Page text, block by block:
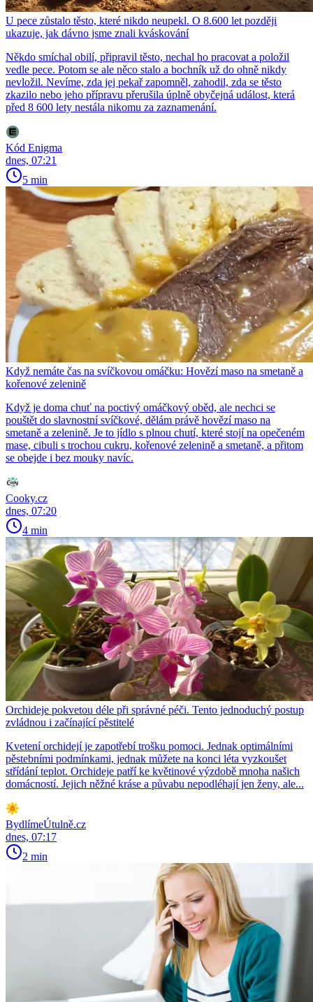
U pece zůstalo těsto, které nikdo neupekl. O 8.600 let později
ukazuje, jak dávno jsme znali kváskování
Někdo smíchal obilí, připravil těsto, nechal ho pracovat a položil
vedle pece. Potom se ale něco stalo a bochník už do ohně nikdy
nevložil. Nevíme, zda jej pekař zapomněl, zahodil, zda se těsto
zkazilo nebo jeho přípravu přerušila úplně obyčejná událost, která
před 8 600 lety nestála nikomu za zaznamenání.
Kód Enigma
dnes, 07:21
5 min
Když nemáte čas na svíčkovou omáčku: Hovězí maso na smetaně a
kořenové zelenině
Když je doma chuť na poctivý omáčkový oběd, ale nechci se
pouštět do slavnostní svíčkové, dělám právě hovězí maso na
smetaně a zelenině. Je to jídlo s plnou chutí, které stojí na opečeném
mase, cibuli s trochou cukru, kořenové zelenině a smetaně, a přitom
se obejde i bez mouky navíc.
Cooky.cz
dnes, 07:20
4 min
Orchideje pokvetou déle při správné péči. Tento jednoduchý postup
zvládnou i začínající pěstitelé
Kvetení orchidejí je zapotřebí trošku pomoci. Jednak optimálními
pěstebními podmínkami, jednak můžete na konci léta vyzkoušet
střídání teplot. Orchideje patří ke květinové výzdobě mnoha našich
domácností. Jejich něžné kráse a půvabu nepodléhají jen ženy, ale...
BydlímeÚtulně.cz
dnes, 07:17
2 min